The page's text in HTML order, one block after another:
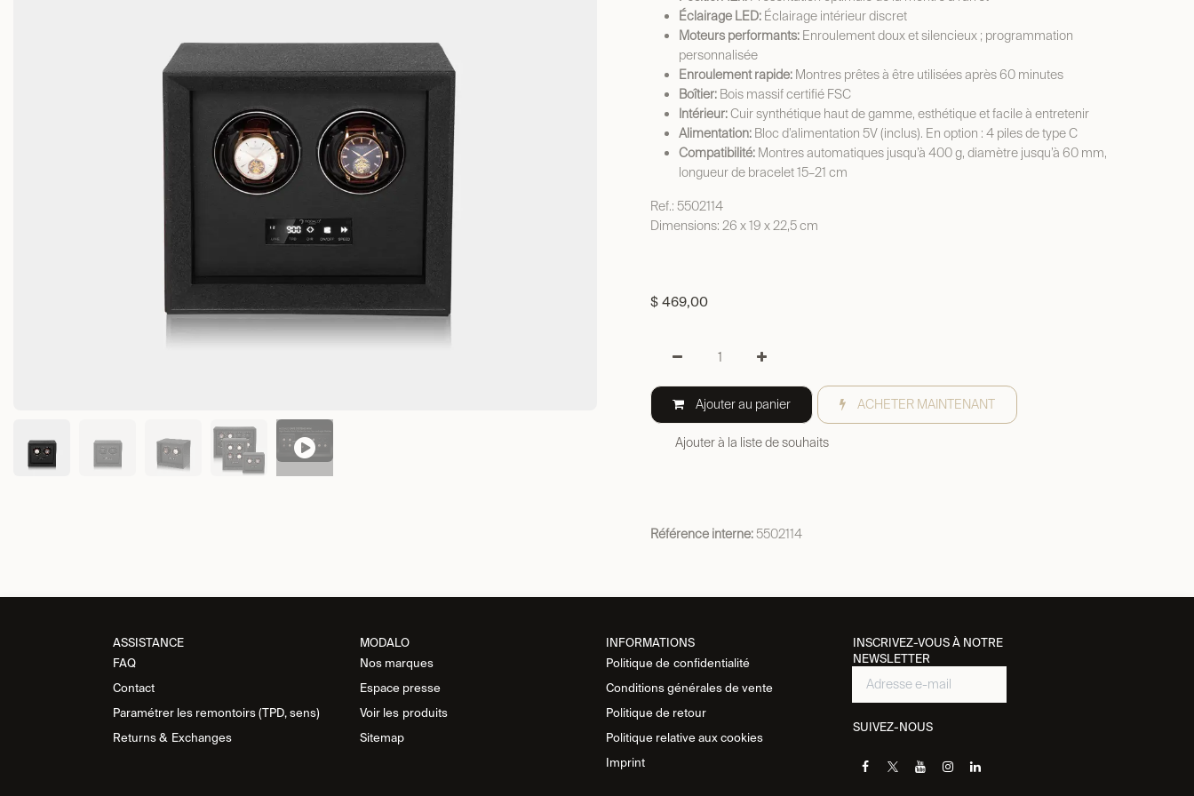
Éclairage LED: Éclairage intérieur discret
Moteurs performants: Enroulement doux et silencieux ; programmation
personnalisée
Enroulement rapide: Montres prêtes à être utilisées après 60 minutes
Boîtier: Bois massif certifié FSC
Intérieur:Cuir synthétique haut de gamme, esthétique et facile à entretenir
Alimentation: Bloc d’alimentation 5V (inclus). En option : 4 piles de type C
Compatibilité: Montres automatiques jusqu’à 400 g, diamètre jusqu’à 60 mm,
longueur de bracelet 15–21 cm
Ref.: 5502114
Dimensions: 26 x 19 x 22,5 cm
$ 469,00
Ajouter au panier ACHETER MAINTENANT
Ajouter à la liste de souhaits
Référence interne:5502114
MODALO
Nos marques
Espace presse
Voir les produits
Sitemap
INSCRIVEZ-VOUS À NOTRE
NEWSLETTER
SUIVEZ-NOUS
ASSISTANCE​
FAQ
Contact
Paramétrer les remontoirs (TPD, sens)
Returns & Exchanges
INFORMATIONS
Politique de confidentialité
Conditions générales de vente
Politique de retour
Politique relative aux cookies
Imprint